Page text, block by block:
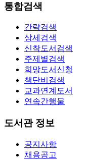
통합검색
간략검색
상세검색
신착도서검색
주제별검색
희망도서신청
책단비검색
교과연계도서
연속간행물
도서관 정보
공지사항
채용공고